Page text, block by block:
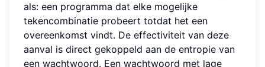
als: een programma dat elke mogelijke
tekencombinatie probeert totdat het een
overeenkomst vindt. De effectiviteit van deze
aanval is direct gekoppeld aan de entropie van
een wachtwoord. Een wachtwoord met lage